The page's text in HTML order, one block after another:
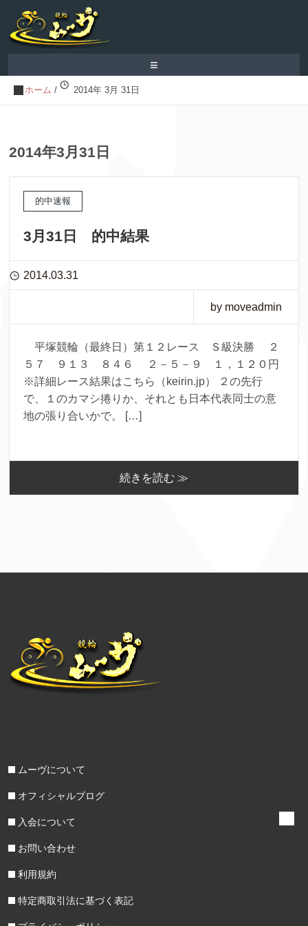
≡
ホーム / 2014年 3月 31日
2014年3月31日
的中速報
3月31日 的中結果
2014.03.31
by moveadmin
平塚競輪（最終日）第１２レース Ｓ級決勝 ２
５７ ９１３ ８４６ ２－５－９ １，１２０円
※詳細レース結果はこちら（keirin.jp） ２の先行
で、１のカマシ捲りか、それとも日本代表同士の意
地の張り合いかで。 […]
続きを読む ≫
ムーヴについて
オフィシャルブログ
入会について
お問い合わせ
利用規約
特定商取引法に基づく表記